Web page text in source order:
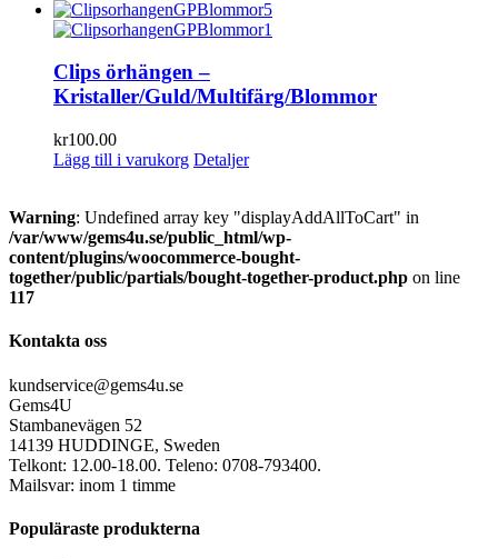
Clips örhängen –
Kristaller/Guld/Multifärg/Blommor
kr100.00
Lägg till i varukorg Detaljer
Warning: Undefined array key "displayAddAllToCart" in
/var/www/gems4u.se/public_html/wp-
content/plugins/woocommerce-bought-
together/public/partials/bought-together-product.php on line
117
Kontakta oss
kundservice@gems4u.se
Gems4U
Stambanevägen 52
14139 HUDDINGE, Sweden
Telkont: 12.00-18.00. Teleno: 0708-793400.
Mailsvar: inom 1 timme
Populäraste produkterna